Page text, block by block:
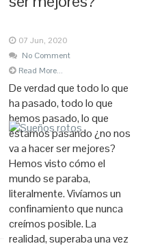
07 Jun, 2020
No Comment
Read More...
De verdad que todo lo que
ha pasado, todo lo que
hemos pasado, lo que
estamos pasando ¿no nos
va a hacer ser mejores?
Hemos visto cómo el
mundo se paraba,
literalmente. Vivíamos un
confinamiento que nunca
creímos posible. La
realidad, superaba una vez